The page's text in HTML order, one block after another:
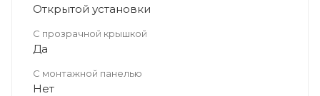
Открытой установки
С прозрачной крышкой
Да
С монтажной панелью
Нет